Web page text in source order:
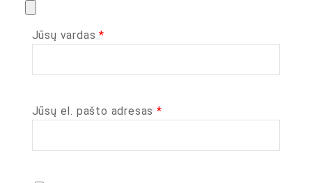
Jūsų vardas*
Jūsų el. pašto adresas *